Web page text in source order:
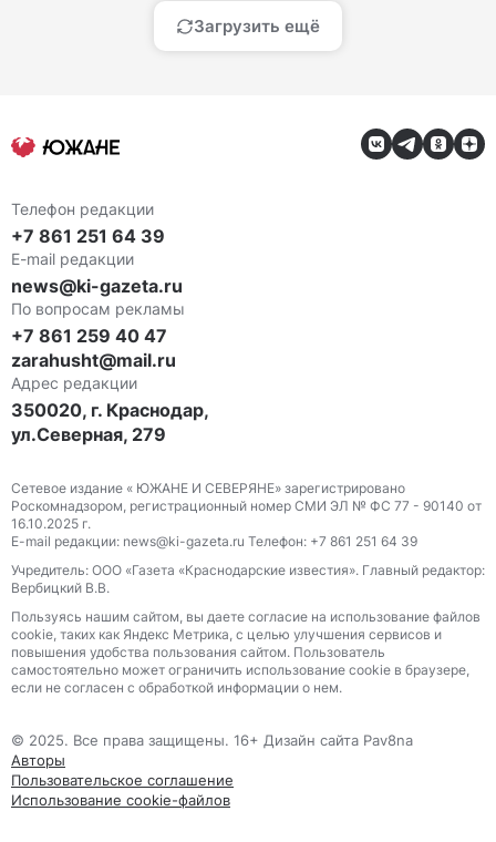
Загрузить ещё
Телефон редакции
+7 861 251 64 39
E-mail редакции
news@ki-gazeta.ru
По вопросам рекламы
+7 861 259 40 47
zarahusht@mail.ru
Адрес редакции
350020, г. Краснодар,
ул.Северная, 279
Сетевое издание « ЮЖАНЕ И СЕВЕРЯНЕ» зарегистрировано
Роскомнадзором, регистрационный номер СМИ ЭЛ № ФС 77 - 90140 от
16.10.2025 г.
E-mail редакции: news@ki-gazeta.ru Телефон: +7 861 251 64 39
Учредитель: ООО «Газета «Краснодарские известия». Главный редактор:
Вербицкий В.В.
Пользуясь нашим сайтом, вы даете согласие на использование файлов
сооkіе, таких как Яндекс Метрика, с целью улучшения сервисов и
повышения удобства пользования сайтом. Пользователь
самостоятельно может ограничить использование сооkіе в браузере,
если не согласен с обработкой информации о нем.
© 2025. Все права защищены. 16+ Дизайн сайта Pav8na
Авторы
Пользовательское соглашение
Использование cookie-файлов